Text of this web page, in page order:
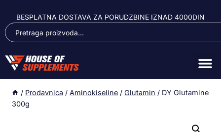
BESPLATNA DOSTAVA ZA PORUDZBINE IZNAD 4000DIN
/ Prodavnica / Aminokiseline / Glutamin / DY Glutamine
300g